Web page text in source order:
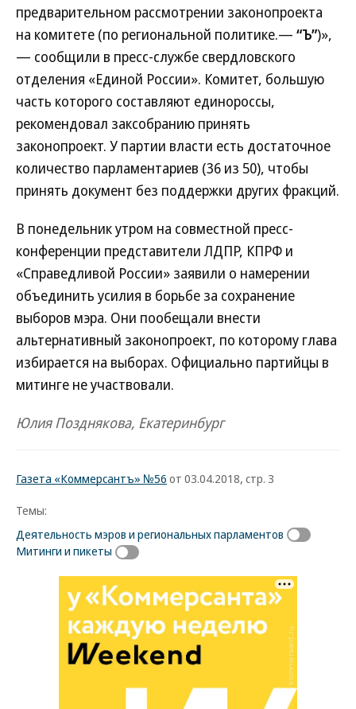
предварительном рассмотрении законопроекта
на комитете (по региональной политике.— “Ъ”)»,
— сообщили в пресс-службе свердловского
отделения «Единой России». Комитет, большую
часть которого составляют единороссы,
рекомендовал заксобранию принять
законопроект. У партии власти есть достаточное
количество парламентариев (36 из 50), чтобы
принять документ без поддержки других фракций.
В понедельник утром на совместной пресс-
конференции представители ЛДПР, КПРФ и
«Справедливой России» заявили о намерении
объединить усилия в борьбе за сохранение
выборов мэра. Они пообещали внести
альтернативный законопроект, по которому глава
избирается на выборах. Официально партийцы в
митинге не участвовали.
Юлия Позднякова, Екатеринбург
Газета «Коммерсантъ» №56 от 03.04.2018, стр. 3
Темы:
Деятельность мэров и региональных парламентов
Митинги и пикеты